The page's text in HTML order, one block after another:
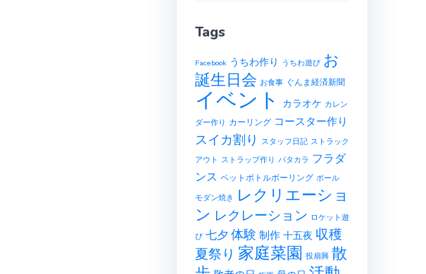
イ
Tags
Facebook うちわ作り うちわ遊び お
誕生日会 お食事 ぐんま経済新聞
イベント カラオケ カレン
ダー作り カーリング コースター作り
スイカ割り スタッフ日記 ストラック
アウト ストラップ作り パタカラ フラダ
ンス ペットボトルボーリング ボール
モダン焼き レクリエーショ
ン レクレーション ロケット遊
び 七夕 体験 制作 十五夜 収穫
夏祭り 家庭菜園 投扇興 散